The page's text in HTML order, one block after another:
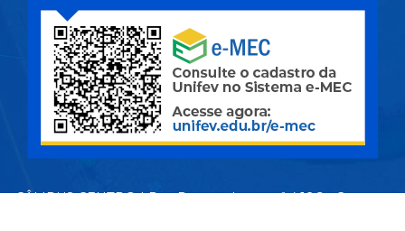
CÂMPUS CENTRO | Rua Pernambuco, nº 4.196 - Centro -